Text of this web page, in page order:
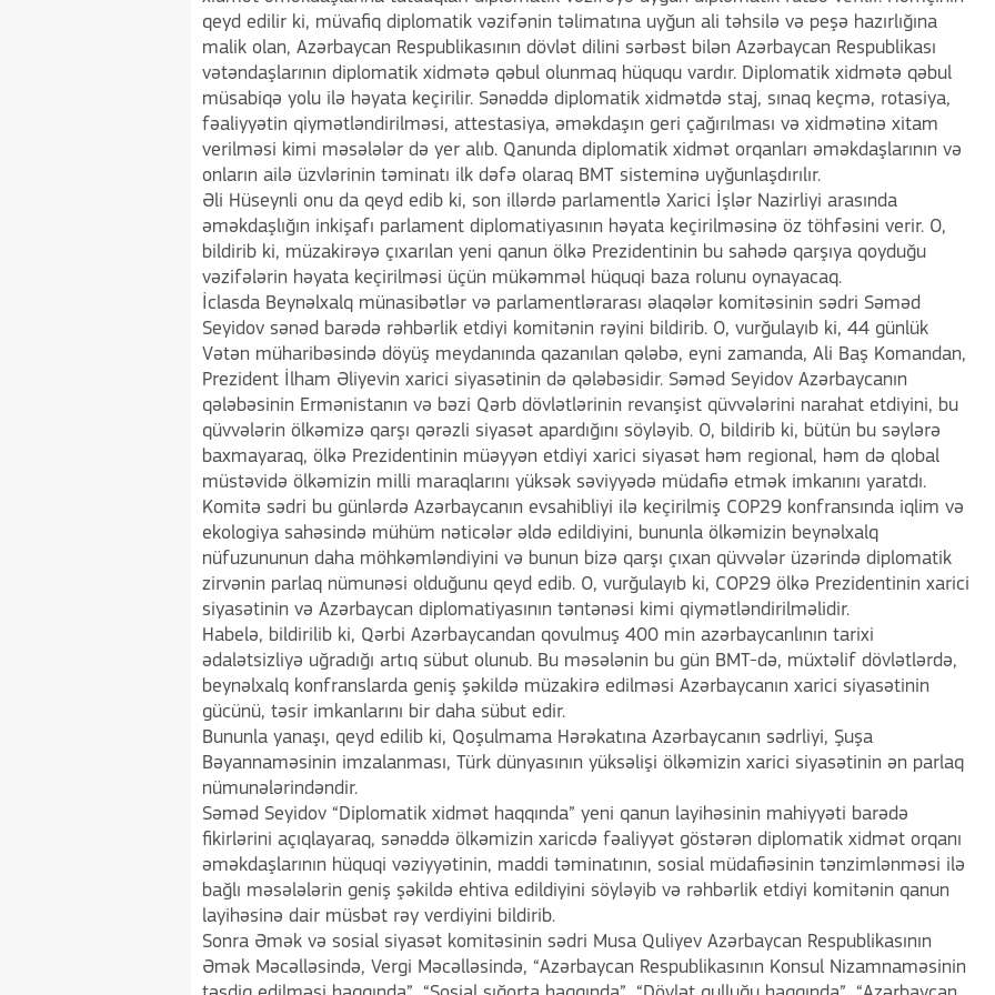
qeyd edilir ki, müvafiq diplomatik vəzifənin təlimatına uyğun ali təhsilə və peşə hazırlığına
malik olan, Azərbaycan Respublikasının dövlət dilini sərbəst bilən Azərbaycan Respublikası
vətəndaşlarının diplomatik xidmətə qəbul olunmaq hüququ vardır. Diplomatik xidmətə qəbul
müsabiqə yolu ilə həyata keçirilir. Sənəddə diplomatik xidmətdə staj, sınaq keçmə, rotasiya,
fəaliyyətin qiymətləndirilməsi, attestasiya, əməkdaşın geri çağırılması və xidmətinə xitam
verilməsi kimi məsələlər də yer alıb. Qanunda diplomatik xidmət orqanları əməkdaşlarının və
onların ailə üzvlərinin təminatı ilk dəfə olaraq BMT sisteminə uyğunlaşdırılır.
Əli Hüseynli onu da qeyd edib ki, son illərdə parlamentlə Xarici İşlər Nazirliyi arasında
əməkdaşlığın inkişafı parlament diplomatiyasının həyata keçirilməsinə öz töhfəsini verir. O,
bildirib ki, müzakirəyə çıxarılan yeni qanun ölkə Prezidentinin bu sahədə qarşıya qoyduğu
vəzifələrin həyata keçirilməsi üçün mükəmməl hüquqi baza rolunu oynayacaq.
İclasda Beynəlxalq münasibətlər və parlamentlərarası əlaqələr komitəsinin sədri Səməd
Seyidov sənəd barədə rəhbərlik etdiyi komitənin rəyini bildirib. O, vurğulayıb ki, 44 günlük
Vətən müharibəsində döyüş meydanında qazanılan qələbə, eyni zamanda, Ali Baş Komandan,
Prezident İlham Əliyevin xarici siyasətinin də qələbəsidir. Səməd Seyidov Azərbaycanın
qələbəsinin Ermənistanın və bəzi Qərb dövlətlərinin revanşist qüvvələrini narahat etdiyini, bu
qüvvələrin ölkəmizə qarşı qərəzli siyasət apardığını söyləyib. O, bildirib ki, bütün bu səylərə
baxmayaraq, ölkə Prezidentinin müəyyən etdiyi xarici siyasət həm regional, həm də qlobal
müstəvidə ölkəmizin milli maraqlarını yüksək səviyyədə müdafiə etmək imkanını yaratdı.
Komitə sədri bu günlərdə Azərbaycanın evsahibliyi ilə keçirilmiş COP29 konfransında iqlim və
ekologiya sahəsində mühüm nəticələr əldə edildiyini, bununla ölkəmizin beynəlxalq
nüfuzununun daha möhkəmləndiyini və bunun bizə qarşı çıxan qüvvələr üzərində diplomatik
zirvənin parlaq nümunəsi olduğunu qeyd edib. O, vurğulayıb ki, COP29 ölkə Prezidentinin xarici
siyasətinin və Azərbaycan diplomatiyasının təntənəsi kimi qiymətləndirilməlidir.
Habelə, bildirilib ki, Qərbi Azərbaycandan qovulmuş 400 min azərbaycanlının tarixi
ədalətsizliyə uğradığı artıq sübut olunub. Bu məsələnin bu gün BMT-də, müxtəlif dövlətlərdə,
beynəlxalq konfranslarda geniş şəkildə müzakirə edilməsi Azərbaycanın xarici siyasətinin
gücünü, təsir imkanlarını bir daha sübut edir.
Bununla yanaşı, qeyd edilib ki, Qoşulmama Hərəkatına Azərbaycanın sədrliyi, Şuşa
Bəyannaməsinin imzalanması, Türk dünyasının yüksəlişi ölkəmizin xarici siyasətinin ən parlaq
nümunələrindəndir.
Səməd Seyidov “Diplomatik xidmət haqqında” yeni qanun layihəsinin mahiyyəti barədə
fikirlərini açıqlayaraq, sənəddə ölkəmizin xaricdə fəaliyyət göstərən diplomatik xidmət orqanı
əməkdaşlarının hüquqi vəziyyətinin, maddi təminatının, sosial müdafiəsinin tənzimlənməsi ilə
bağlı məsələlərin geniş şəkildə ehtiva edildiyini söyləyib və rəhbərlik etdiyi komitənin qanun
layihəsinə dair müsbət rəy verdiyini bildirib.
Sonra Əmək və sosial siyasət komitəsinin sədri Musa Quliyev Azərbaycan Respublikasının
Əmək Məcəlləsində, Vergi Məcəlləsində, “Azərbaycan Respublikasının Konsul Nizamnaməsinin